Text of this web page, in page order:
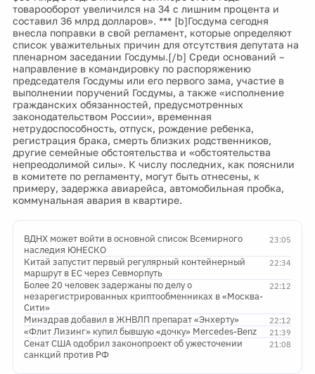
товарооборот увеличился на 34 с лишним процента и
составил 36 млрд долларов». *** [b]Госдума сегодня
внесла поправки в свой регламент, которые определяют
список уважительных причин для отсутствия депутата на
пленарном заседании Госдумы.[/b] Среди оснований –
направление в командировку по распоряжению
председателя Госдумы или его первого зама, участие в
выполнении поручений Госдумы, а также «исполнение
гражданских обязанностей, предусмотренных
законодательством России», временная
нетрудоспособность, отпуск, рождение ребенка,
регистрация брака, смерть близких родственников,
другие семейные обстоятельства и «обстоятельства
непреодолимой силы». К числу последних, как пояснили
в комитете по регламенту, могут быть отнесены, к
примеру, задержка авиарейса, автомобильная пробка,
коммунальная авария в квартире.
23:05
ВДНХ может войти в основной список Всемирного
наследия ЮНЕСКО
22:34
Китай запустит первый регулярный контейнерный
маршрут в ЕС через Севморпуть
22:12
Более 20 человек задержаны по делу о
незарегистрированных криптообменниках в «Москва-
Сити»
22:12
Минздрав добавил в ЖНВЛП препарат «Энхерту»
21:39
«Флит Лизинг» купил бывшую «дочку» Mercedes-Benz
21:08
Сенат США одобрил законопроект об ужесточении
санкций против РФ